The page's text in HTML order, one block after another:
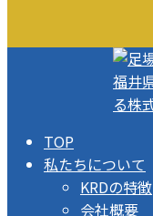
TOP
私たちについて
KRDの特徴
会社概要